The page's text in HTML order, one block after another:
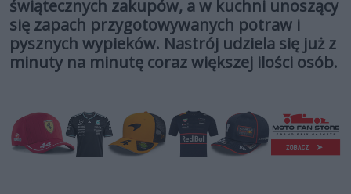
świątecznych zakupów, a w kuchni unoszący
się zapach przygotowywanych potraw i
pysznych wypieków. Nastrój udziela się już z
minuty na minutę coraz większej ilości osób.